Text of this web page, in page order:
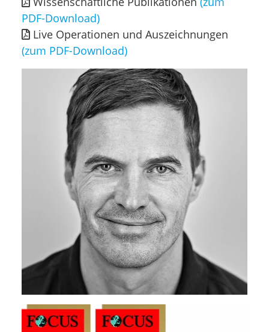
PDF-Download)
Live Operationen und Auszeichnungen
(zum PDF-Download)